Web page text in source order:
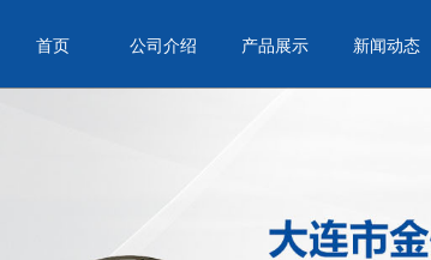
首页 公司介绍 产品展示 新闻动态